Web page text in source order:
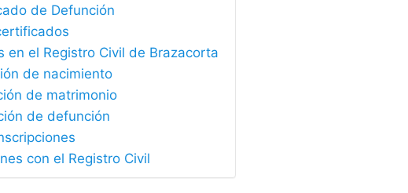
de Defunción
en el Registro Civil de Brazacorta
de nacimiento
de matrimonio
de defunción
con el Registro Civil